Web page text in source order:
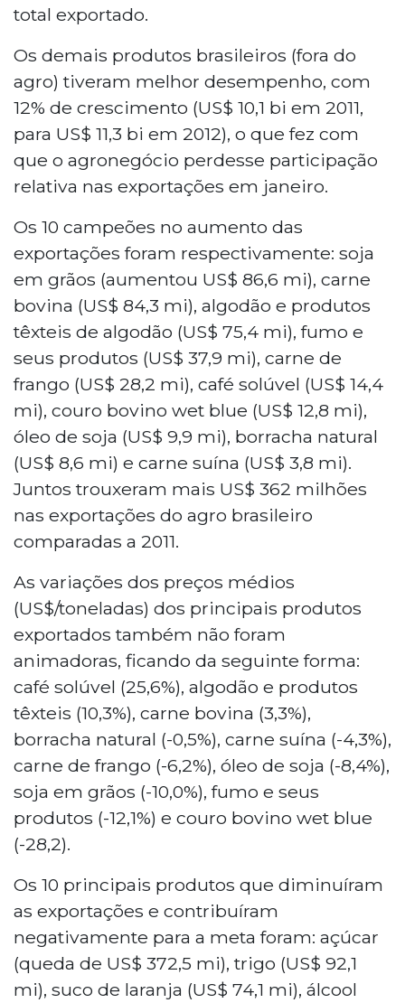
total exportado.
Os demais produtos brasileiros (fora do
agro) tiveram melhor desempenho, com
12% de crescimento (US$ 10,1 bi em 2011,
para US$ 11,3 bi em 2012), o que fez com
que o agronegócio perdesse participação
relativa nas exportações em janeiro.
Os 10 campeões no aumento das
exportações foram respectivamente: soja
em grãos (aumentou US$ 86,6 mi), carne
bovina (US$ 84,3 mi), algodão e produtos
têxteis de algodão (US$ 75,4 mi), fumo e
seus produtos (US$ 37,9 mi), carne de
frango (US$ 28,2 mi), café solúvel (US$ 14,4
mi), couro bovino wet blue (US$ 12,8 mi),
óleo de soja (US$ 9,9 mi), borracha natural
(US$ 8,6 mi) e carne suína (US$ 3,8 mi).
Juntos trouxeram mais US$ 362 milhões
nas exportações do agro brasileiro
comparadas a 2011.
As variações dos preços médios
(US$/toneladas) dos principais produtos
exportados também não foram
animadoras, ficando da seguinte forma:
café solúvel (25,6%), algodão e produtos
têxteis (10,3%), carne bovina (3,3%),
borracha natural (-0,5%), carne suína (-4,3%),
carne de frango (-6,2%), óleo de soja (-8,4%),
soja em grãos (-10,0%), fumo e seus
produtos (-12,1%) e couro bovino wet blue
(-28,2).
Os 10 principais produtos que diminuíram
as exportações e contribuíram
negativamente para a meta foram: açúcar
(queda de US$ 372,5 mi), trigo (US$ 92,1
mi), suco de laranja (US$ 74,1 mi), álcool